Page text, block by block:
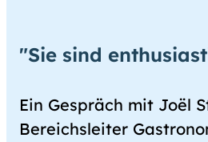
"Sie sind
Ein Gespräch mit Joël
Bereichsleiter